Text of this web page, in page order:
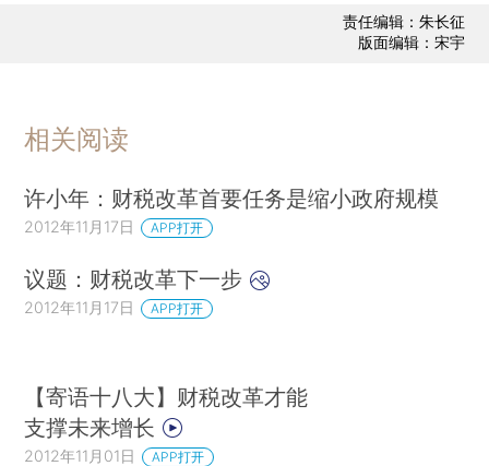
责任编辑：朱长征
版面编辑：宋宇
相关阅读
许小年：财税改革首要任务是缩小政府规模
2012年11月17日 APP打开
议题：财税改革下一步
2012年11月17日 APP打开
【寄语十八大】财税改革才能
支撑未来增长
2012年11月01日 APP打开